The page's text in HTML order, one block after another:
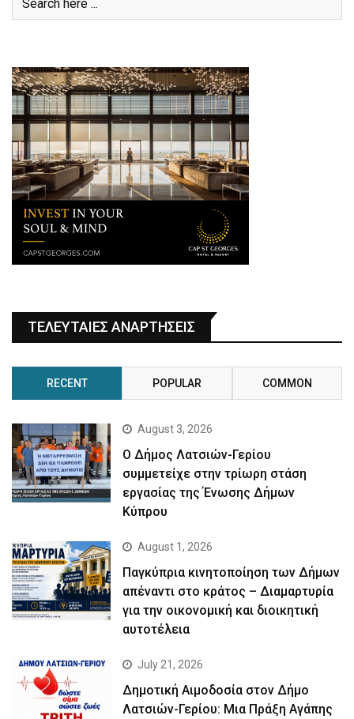
ΤΕΛΕΥΤΑΙΕΣ ΑΝΑΡΤΗΣΕΙΣ
RECENT POPULAR COMMON
August 3, 2026
Ο Δήμος Λατσιών-Γερίου
συμμετείχε στην τρίωρη στάση
εργασίας της Ένωσης Δήμων
Κύπρου
August 1, 2026
Παγκύπρια κινητοποίηση των Δήμων
απέναντι στο κράτος – Διαμαρτυρία
για την οικονομική και διοικητική
αυτοτέλεια
July 21, 2026
Δημοτική Αιμοδοσία στον Δήμο
Λατσιών-Γερίου: Μια Πράξη Αγάπης